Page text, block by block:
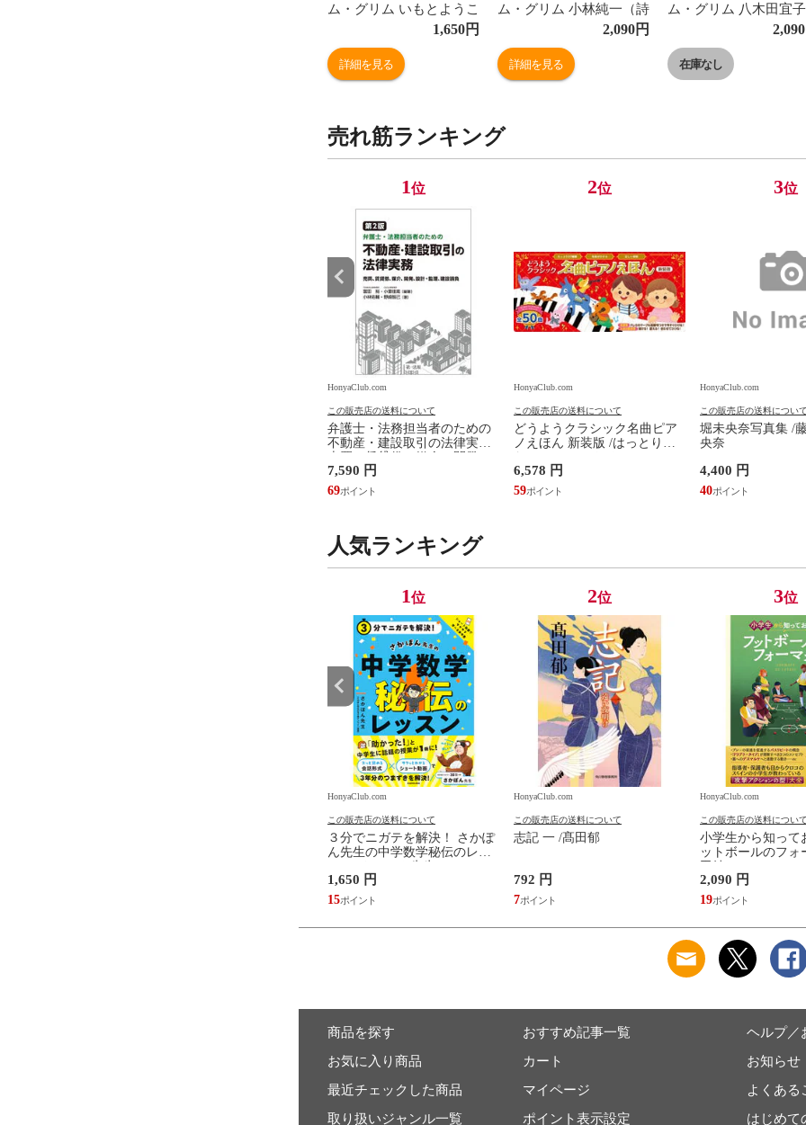
ム・グリム いもとようこ
1,650円
詳細を見る
ム・グリム 小林純一（詩
2,090円
詳細を見る
ム・グリム 八木田宜子
2,090
在庫なし
売れ筋ランキング
1位
HonyaClub.com
この販売店の送料について
弁護士・法務担当者のための
不動産・建設取引の法律実務
設計・監理、建設請負 第２版
/富田裕 小里佳嵩
7,590 円
69
2位
HonyaClub.com
この販売店の送料について
どうようクラシック名曲ピア
ノえほん 新装版 /はっとりな
ワコ
6,578 円
59
3位
HonyaClub.com
この販売店の送料につい
堀未央奈写真集 /
央奈
4,400 円
40
人気ランキング
1位
HonyaClub.com
この販売店の送料について
３分でニガテを解決！ さかぽ
ん先生の中学数学秘伝のレッ
1,650 円
15
2位
HonyaClub.com
この販売店の送料について
志記 一 /髙田郁
792 円
7
3位
HonyaClub.com
この販売店の送料につい
小学生から知って
ットボールのフォ
2,090 円
19
商品を探す
お気に入り商品
最近チェックした商品
取り扱いジャンル一覧
おすすめ記事一覧
カート
マイページ
ポイント表示設定
ヘルプ／
お知らせ
よくある
はじめて